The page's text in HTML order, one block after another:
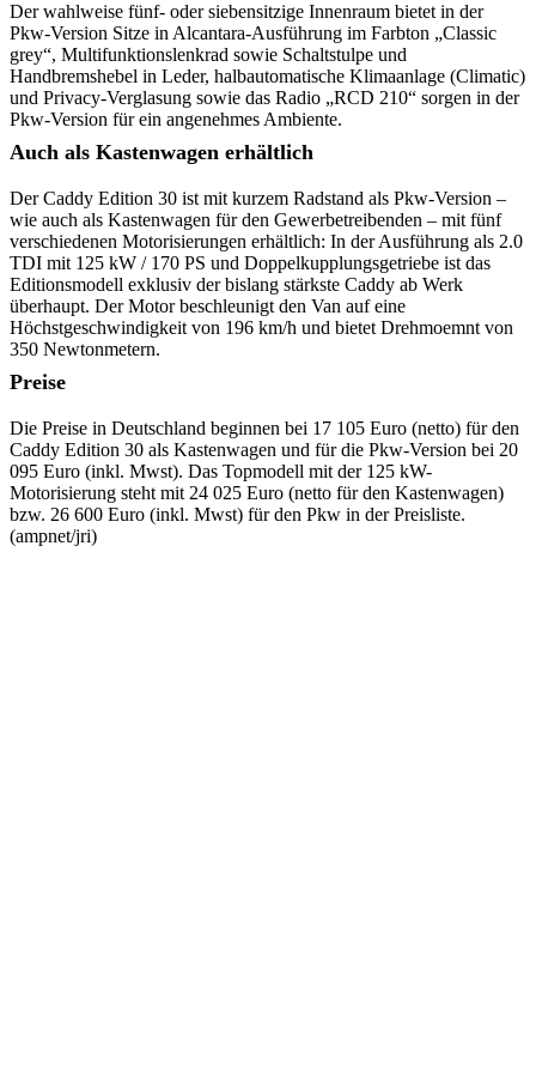
Der wahlweise fünf- oder siebensitzige Innenraum bietet in der
Pkw-Version Sitze in Alcantara-Ausführung im Farbton „Classic
grey“, Multifunktionslenkrad sowie Schaltstulpe und
Handbremshebel in Leder, halbautomatische Klimaanlage (Climatic)
und Privacy-Verglasung sowie das Radio „RCD 210“ sorgen in der
Pkw-Version für ein angenehmes Ambiente.
Auch als Kastenwagen erhältlich
Der Caddy Edition 30 ist mit kurzem Radstand als Pkw-Version –
wie auch als Kastenwagen für den Gewerbetreibenden – mit fünf
verschiedenen Motorisierungen erhältlich: In der Ausführung als 2.0
TDI mit 125 kW / 170 PS und Doppelkupplungsgetriebe ist das
Editionsmodell exklusiv der bislang stärkste Caddy ab Werk
überhaupt. Der Motor beschleunigt den Van auf eine
Höchstgeschwindigkeit von 196 km/h und bietet Drehmoemnt von
350 Newtonmetern.
Preise
Die Preise in Deutschland beginnen bei 17 105 Euro (netto) für den
Caddy Edition 30 als Kastenwagen und für die Pkw-Version bei 20
095 Euro (inkl. Mwst). Das Topmodell mit der 125 kW-
Motorisierung steht mit 24 025 Euro (netto für den Kastenwagen)
bzw. 26 600 Euro (inkl. Mwst) für den Pkw in der Preisliste.
(ampnet/jri)